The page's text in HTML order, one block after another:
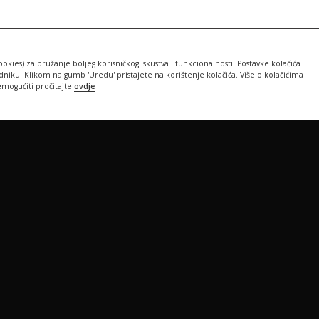
za pružanje boljeg korisničkog iskustva i funkcionalnosti. Postavke kolačića
Klikom na gumb 'Uredu' pristajete na korištenje kolačića. Više o kolačićima
pročitajte ovdje